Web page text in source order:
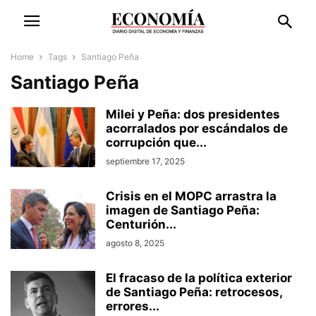
Home Tags Santiago Peña
Santiago Peña
Milei y Peña: dos presidentes
acorralados por escándalos de
corrupción que...
septiembre 17, 2025
Crisis en el MOPC arrastra la
imagen de Santiago Peña:
Centurión...
agosto 8, 2025
El fracaso de la política exterior
de Santiago Peña: retrocesos,
errores...